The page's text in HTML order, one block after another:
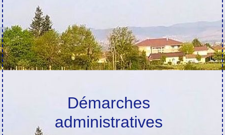
Démarches
administratives